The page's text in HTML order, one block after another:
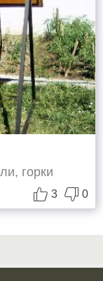
горки
3 0